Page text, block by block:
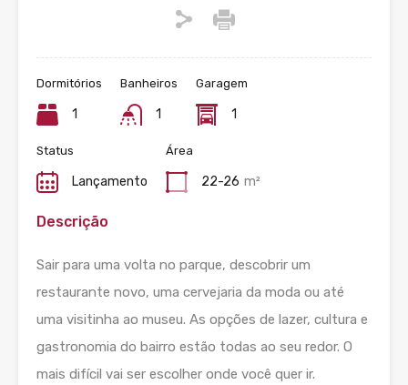
Dormitórios
1
Banheiros
1
Garagem
1
Status
Lançamento
Área
22-26 m²
Descrição
Sair para uma volta no parque, descobrir um
restaurante novo, uma cervejaria da moda ou até
uma visitinha ao museu. As opções de lazer, cultura e
gastronomia do bairro estão todas ao seu redor. O
mais difícil vai ser escolher onde você quer ir.